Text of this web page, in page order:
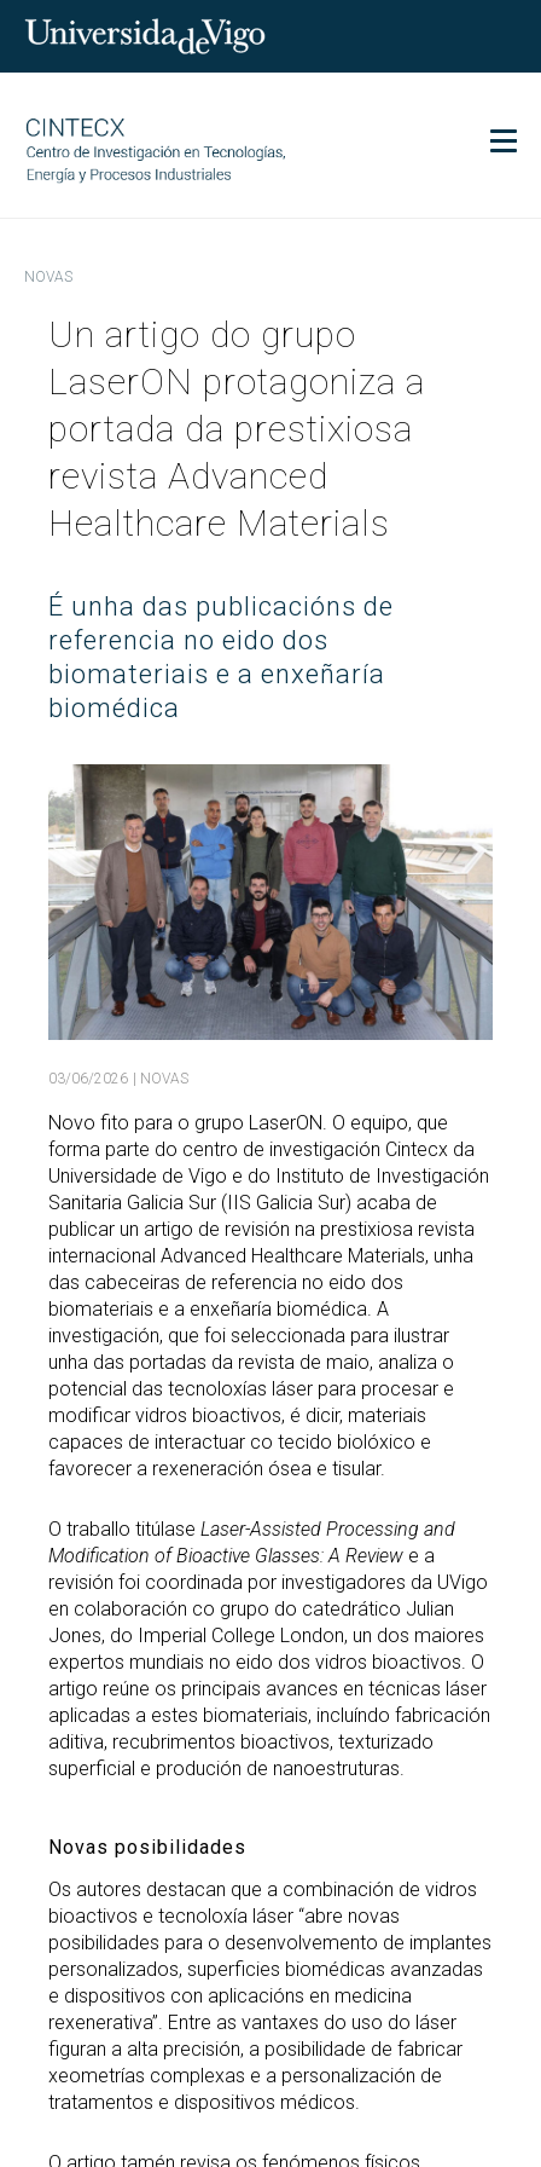
Investigación
Transferencia
Ciencia e sociedade
Igualdade
ES EN Search
por:
BUSCAR
Twitter InstagramYoutube
NOVAS
Un artigo do grupo
LaserON protagoniza a
portada da prestixiosa
revista Advanced
Healthcare Materials
É unha das publicacións de
referencia no eido dos
biomateriais e a enxeñaría
biomédica
03/06/2026 | NOVAS
Novo fito para o grupo LaserON. O equipo, que
forma parte do centro de investigación Cintecx da
Universidade de Vigo e do Instituto de Investigación
Sanitaria Galicia Sur (IIS Galicia Sur) acaba de
publicar un artigo de revisión na prestixiosa revista
internacional Advanced Healthcare Materials, unha
das cabeceiras de referencia no eido dos
biomateriais e a enxeñaría biomédica. A
investigación, que foi seleccionada para ilustrar
unha das portadas da revista de maio, analiza o
potencial das tecnoloxías láser para procesar e
modificar vidros bioactivos, é dicir, materiais
capaces de interactuar co tecido biolóxico e
favorecer a rexeneración ósea e tisular.
O traballo titúlase Laser-Assisted Processing and
Modification of Bioactive Glasses: A Review e a
revisión foi coordinada por investigadores da UVigo
en colaboración co grupo do catedrático Julian
Jones, do Imperial College London, un dos maiores
expertos mundiais no eido dos vidros bioactivos. O
artigo reúne os principais avances en técnicas láser
aplicadas a estes biomateriais, incluíndo fabricación
aditiva, recubrimentos bioactivos, texturizado
superficial e produción de nanoestruturas.
Novas posibilidades
Os autores destacan que a combinación de vidros
bioactivos e tecnoloxía láser “abre novas
posibilidades para o desenvolvemento de implantes
personalizados, superficies biomédicas avanzadas
e dispositivos con aplicacións en medicina
rexenerativa”. Entre as vantaxes do uso do láser
figuran a alta precisión, a posibilidade de fabricar
xeometrías complexas e a personalización de
tratamentos e dispositivos médicos.